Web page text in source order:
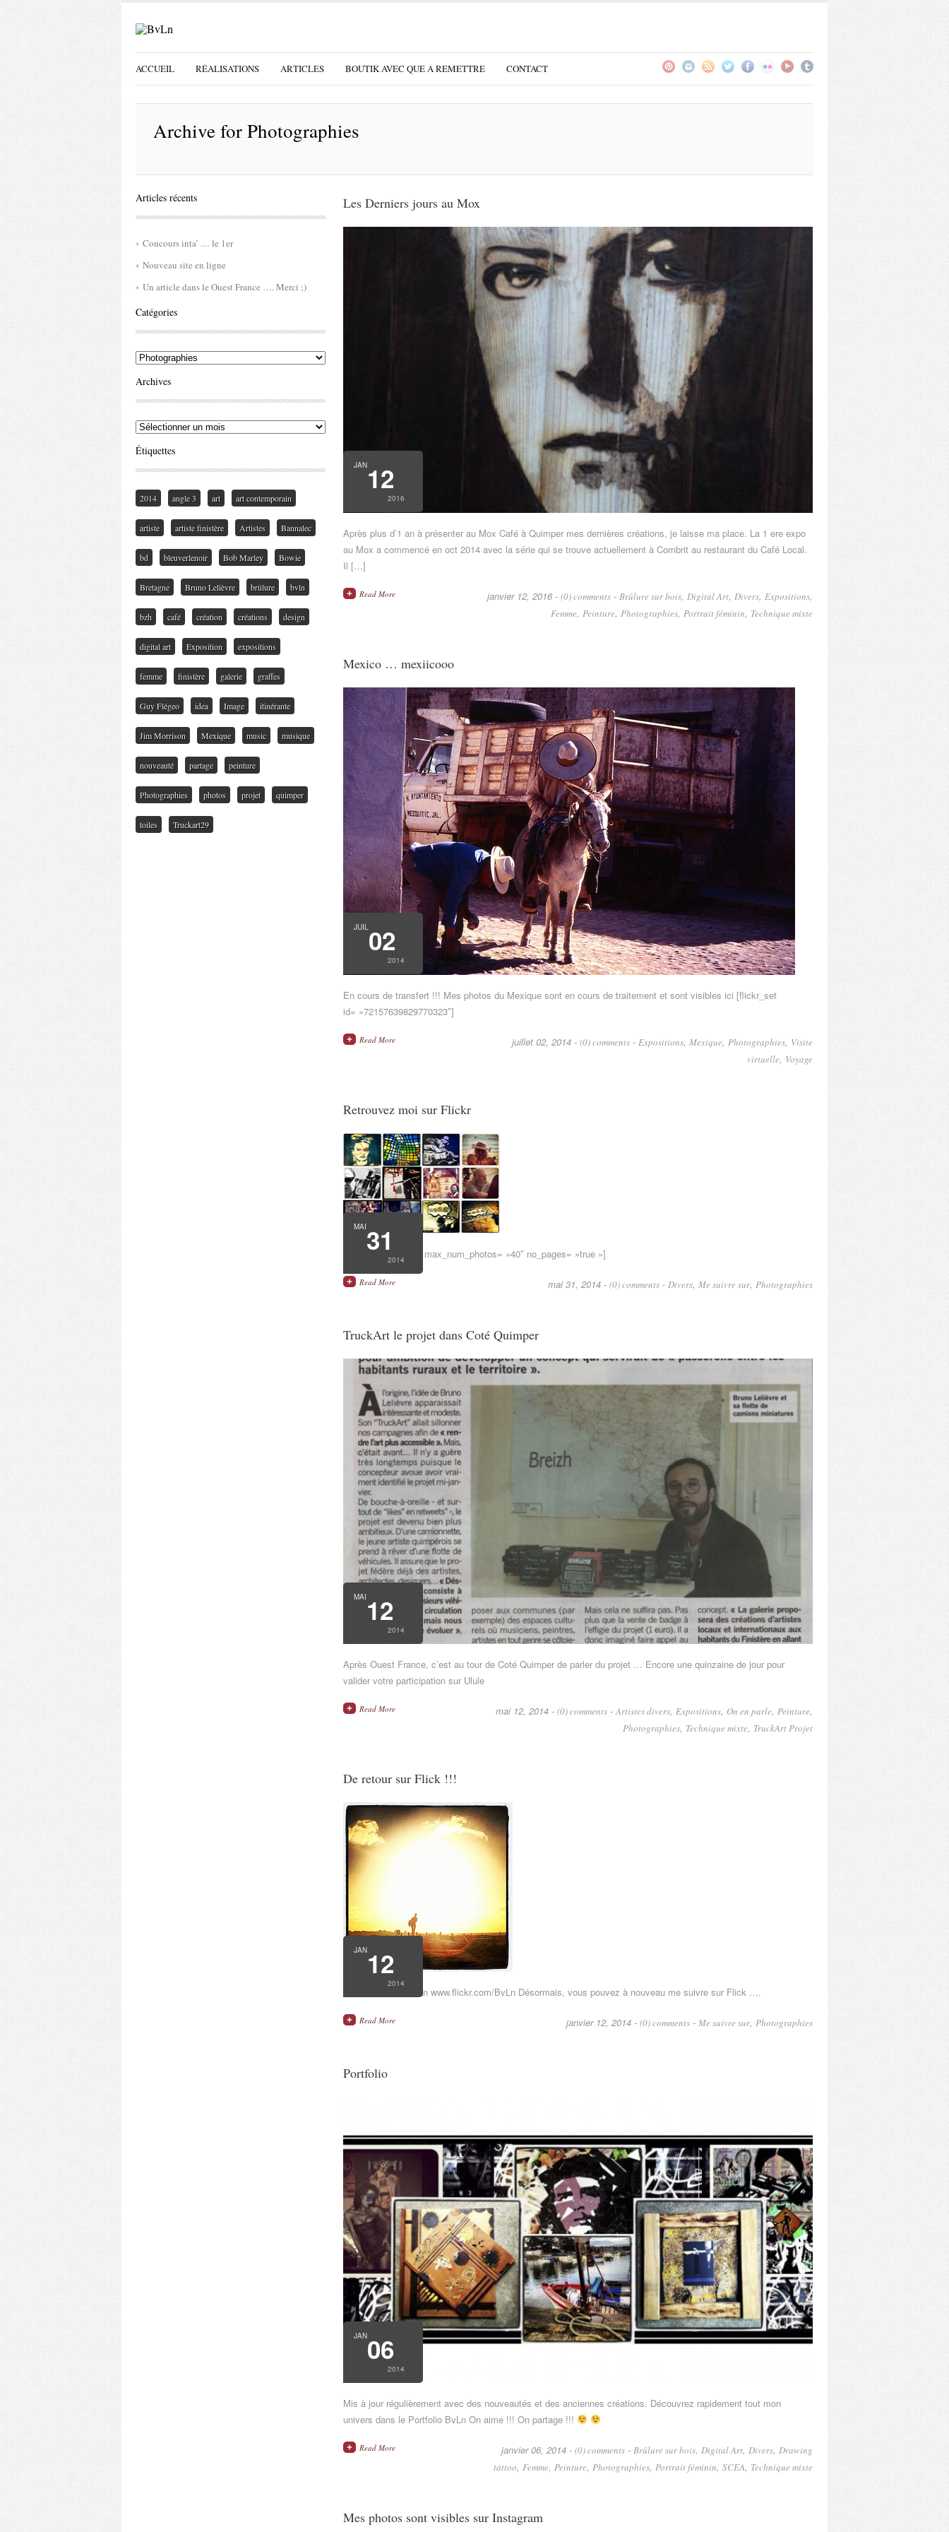
ACCUEIL RÉALISATIONS ARTICLES BOUTIK AVEC QUE A REMETTRE CONTACT
Archive forPhotographies
Articles récents
Concours inta’ … le 1er
Nouveau site en ligne
Un article dans le Ouest France …. Merci ;)
Catégories
Catégories
Archives
Archives
Étiquettes
2014 angle 3 art art contemporain
artiste artiste finistère Artistes Bannalec
bd bleuverlenoir Bob Marley Bowie
Bretagne Bruno Lelièvre brûlure bvln
bzh café création créations design
digital art Exposition expositions
femme finistère galerie graffes
Guy Flégeo idea Image itinérante
Jim Morrison Mexique music musique
nouveauté partage peinture
Photographies photos projet quimper
toiles Truckart29
Les Derniers jours au Mox
JAN12
2016
Après plus d’1 an à présenter au Mox Café à Quimper mes dernières créations, je laisse ma place. La 1 ere expo
au Mox a commencé en oct 2014 avec la série qui se trouve actuellement à Combrit au restaurant du Café Local.
Il […]
Read More janvier 12, 2016 -(0) comments - Brûlure sur bois, Digital Art, Divers, Expositions,
Femme, Peinture, Photographies, Portrait féminin, Technique mixte
Mexico … mexiicooo
JUIL 02
2014
En cours de transfert !!! Mes photos du Mexique sont en cours de traitement et sont visibles ici [flickr_set
id= »72157639829770323″]
Read More juillet 02, 2014 -(0) comments - Expositions, Mexique, Photographies, Visite
virtuelle, Voyage
Retrouvez moi sur Flickr
MAI31
2014
[flickr_photostream max_num_photos= »40″ no_pages= »true »]
Read More mai 31, 2014 -(0) comments - Divers, Me suivre sur, Photographies
TruckArt le projet dans Coté Quimper
MAI 12
2014
Après Ouest France, c’est au tour de Coté Quimper de parler du projet … Encore une quinzaine de jour pour
valider votre participation sur Ulule
Read More mai 12, 2014 -(0) comments -Artistes divers,Expositions, On en parle,Peinture,
Photographies, Technique mixte, TruckArt Projet
De retour sur Flick !!!
JAN12
2014
www.flickr.com/BvLn www.flickr.com/BvLn Désormais, vous pouvez à nouveau me suivre sur Flick ….
Read More janvier 12, 2014 -(0) comments -Me suivre sur,Photographies
Portfolio
JAN06
2014
Mis à jour régulièrement avec des nouveautés et des anciennes créations. Découvrez rapidement tout mon
univers dans le Portfolio BvLn On aime !!! On partage !!!
Read More janvier 06, 2014 -(0) comments -Brûlure sur bois,Digital Art,Divers,Drawing
tattoo,Femme,Peinture,Photographies,Portrait féminin,SCEA, Technique mixte
Mes photos sont visibles sur Instagram